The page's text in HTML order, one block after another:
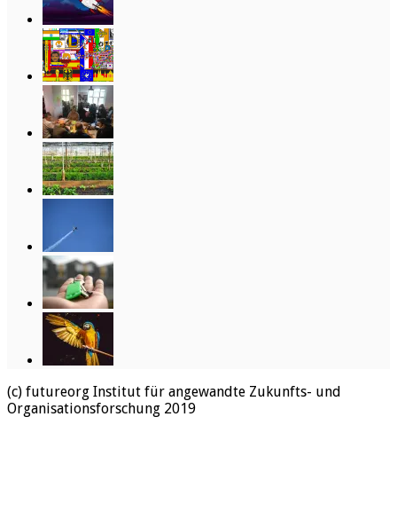
(c) futureorg Institut für angewandte Zukunfts- und
Organisationsforschung 2019